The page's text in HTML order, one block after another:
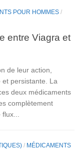
POUR HOMMES /
entre Viagra et
de leur action,
persistante. La
deux médicaments
complètement
/ MÉDICAMENTS